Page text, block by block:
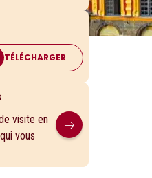
TÉLÉCHARGER
visite en
vous